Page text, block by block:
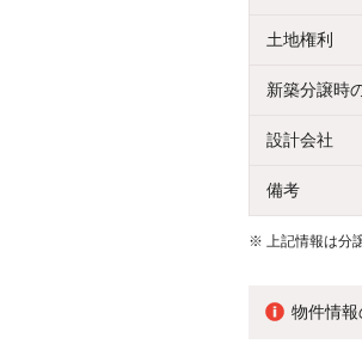
土地権利
新築分譲時
設計会社
備考
※ 上記情報は分
物件情